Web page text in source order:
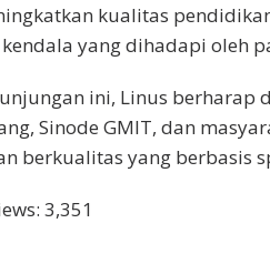
kualitas
yang dihadapi oleh
ini, Linus berharap
Sinode GMIT, dan
berkualitas yang berbasis
3,351